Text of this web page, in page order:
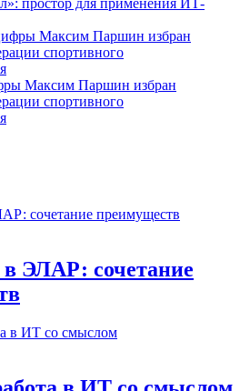
Максим Паршин избран
спортивного
в ЭЛАР: сочетание